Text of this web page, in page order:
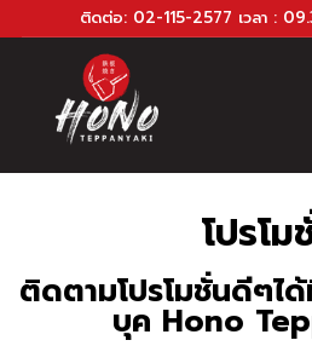
ติดต่อ: 02-115-2577 เวลา :
โปรโม
ติดตามโปรโมชั่นดีๆได้
บุค Hono